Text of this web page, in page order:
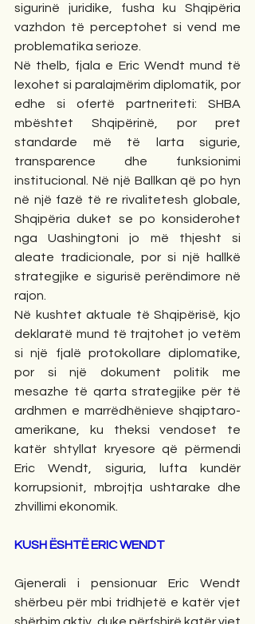
sigurinë juridike, fusha ku Shqipëria
vazhdon të perceptohet si vend me
problematika serioze.
Në thelb, fjala e Eric Wendt mund të
lexohet si paralajmërim diplomatik, por
edhe si ofertë partneriteti: SHBA
mbështet Shqipërinë, por pret
standarde më të larta sigurie,
transparence dhe funksionimi
institucional. Në një Ballkan që po hyn
në një fazë të re rivalitetesh globale,
Shqipëria duket se po konsiderohet
nga Uashingtoni jo më thjesht si
aleate tradicionale, por si një hallkë
strategjike e sigurisë perëndimore në
rajon.
Në kushtet aktuale të Shqipërisë, kjo
deklaratë mund të trajtohet jo vetëm
si një fjalë protokollare diplomatike,
por si një dokument politik me
mesazhe të qarta strategjike për të
ardhmen e marrëdhënieve shqiptaro-
amerikane, ku theksi vendoset te
katër shtyllat kryesore që përmendi
Eric Wendt, siguria, lufta kundër
korrupsionit, mbrojtja ushtarake dhe
zhvillimi ekonomik.
KUSH ËSHTË ERIC WENDT
Gjenerali i pensionuar Eric Wendt
shërbeu për mbi tridhjetë e katër vjet